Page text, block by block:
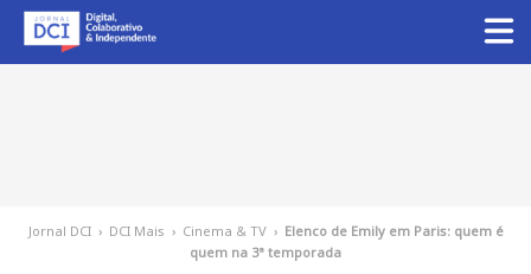
Jornal DCI › DCI Mais › Cinema & TV › Elenco de Emily em Paris: quem é
quem na 3ª temporada